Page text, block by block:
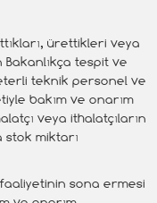
ürettikleri veya
tespit ve
teknik personel ve
bakım ve onarım
veya ithalatçıların
miktarı
sona ermesi